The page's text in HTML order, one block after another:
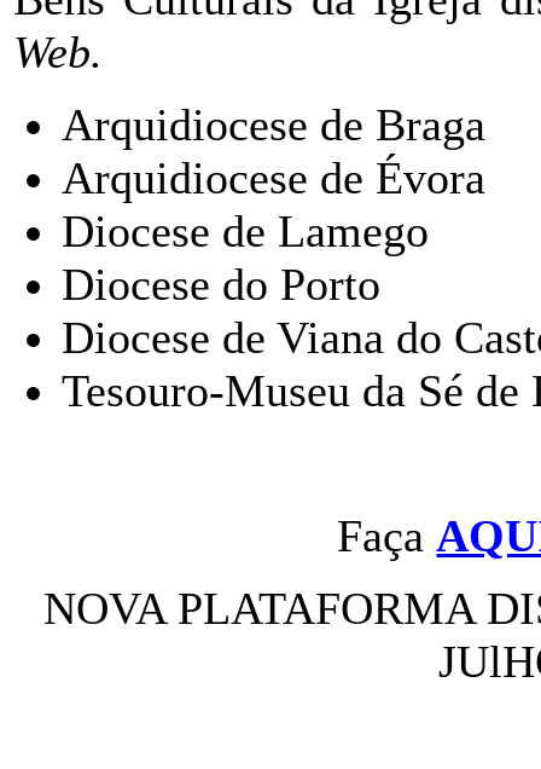
Web.
Arquidiocese de Braga
Arquidiocese de Évora
Diocese de Lamego
Diocese do Porto
Diocese de Viana do
Tesouro-Museu da Sé de
Faça
NOVA PLATAFORMA